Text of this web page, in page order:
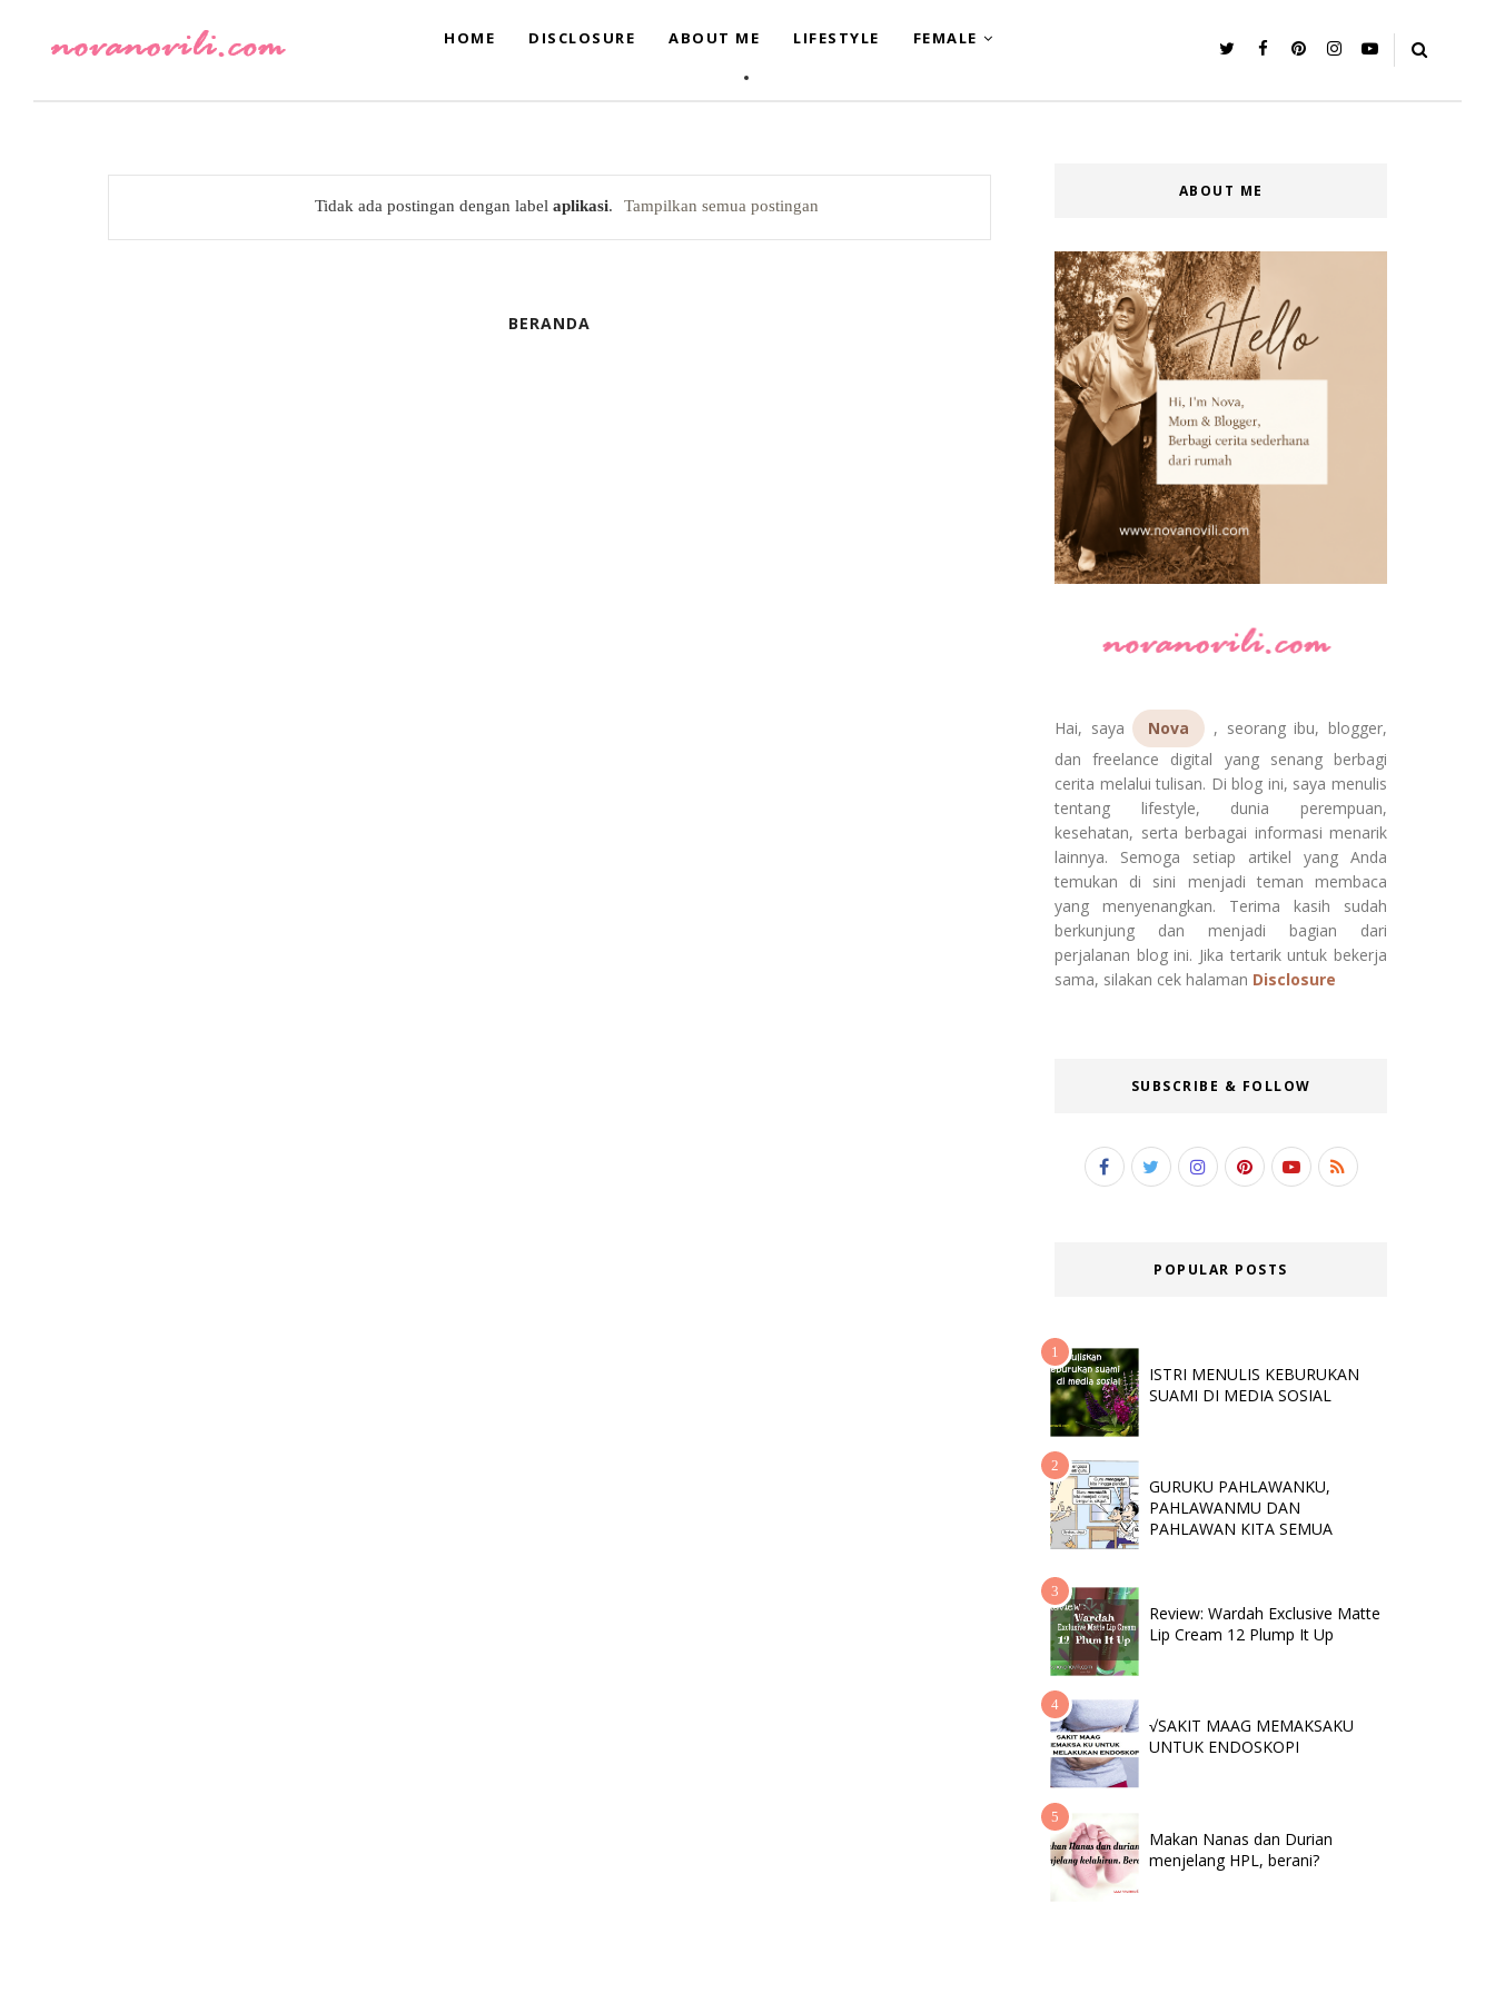
HOME DISCLOSURE ABOUT ME LIFESTYLE FEMALE
Tidak ada postingan dengan labelaplikasi. Tampilkan semua postingan
BERANDA
ABOUT ME
Hai, saya Nova
, seorang ibu, blogger,
dan freelance digital yang senang berbagi
cerita melalui tulisan. Di blog ini, saya menulis
tentang lifestyle, dunia perempuan,
kesehatan, serta berbagai informasi menarik
lainnya. Semoga setiap artikel yang Anda
temukan di sini menjadi teman membaca
yang menyenangkan. Terima kasih sudah
berkunjung dan menjadi bagian dari
perjalanan blog ini. Jika tertarik untuk bekerja
sama, silakan cek halaman Disclosure
SUBSCRIBE & FOLLOW
POPULAR POSTS
ISTRI MENULIS KEBURUKAN
SUAMI DI MEDIA SOSIAL
GURUKU PAHLAWANKU,
PAHLAWANMU DAN
PAHLAWAN KITA SEMUA
Review: Wardah Exclusive Matte
Lip Cream 12 Plump It Up
√SAKIT MAAG MEMAKSAKU
UNTUK ENDOSKOPI
Makan Nanas dan Durian
menjelang HPL, berani?